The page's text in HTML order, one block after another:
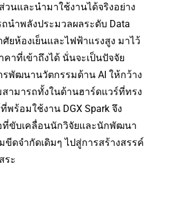
นและนำมาใช้งานได้จริงอย่าง
นำพลังประมวลผลระดับ Data
ศัยห้องเย็นและไฟฟ้าแรงสูง มาไว้
าที่เข้าถึงได้ นั่นจะเป็นปัจจัย
รพัฒนานวัตกรรมด้าน AI ให้กว้าง
ามารถทั้งในด้านฮาร์ดแวร์ที่ทรง
ร้อมใช้งาน DGX Spark จึง
ที่ขับเคลื่อนนักวิจัยและนักพัฒนา
ดจำกัดเดิมๆ ไปสู่การสร้างสรรค์
ระ